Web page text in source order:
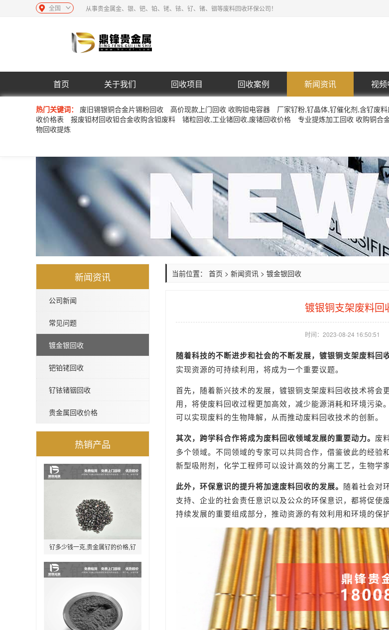
从事贵金属金、银、钯、铂、铑、铱、钌、锗、铟等废料回收环保公司！
全国
首页 关于我们 回收项目 回收案例 新闻资讯 视
热门关键词： 废旧锡银铜合金片锡粉回收 高价现款上门回收 收购钽电容器 厂家钌粉,钌晶体,钌催化剂,含钌废
收价格表
报废钽材回收钽合金收购含钽废料 锗粒回收,工业锗回收,废锗回收价格 专业提炼加工回收 收购铜合
物回收提炼
新闻资讯
公司新闻
常见问题
镀金银回收
钯铂铑回收
钌铱锗铟回收
贵金属回收价格
热销产品
钌多少钱一克,贵金属钌的价格,钌
单晶体回收
当前位置： 首页 > 新闻资讯 > 镀金银回收
镀银铜支架废料回
时间：2023-08-24 16:50:51
随着科技的不断进步和社会的不断发展，镀银铜支架废料回
实现资源的可持续利用，将成为一个重要议题。
首先，随着新兴技术的发展，镀银铜支架废料回收技术将
用，将使废料回收过程更加高效，减少能源消耗和环境污
可以实现废料的生物降解，从而推动废料回收技术的创新。
其次，跨学科合作将成为废料回收领域发展的重要动力。 废
多个领域。不同领域的专家可以共同合作，借鉴彼此的经
新型吸附剂，化学工程师可以设计高效的分离工艺，生物学
此外，环保意识的提升将加速废料回收的发展。 随着社会对
支持、企业的社会责任意识以及公众的环保意识，都将促
持续发展的重要组成部分，推动资源的有效利用和环境的保护